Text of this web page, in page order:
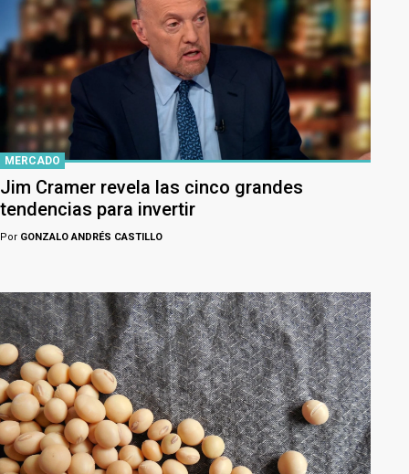
MERCADO
Jim Cramer revela las cinco grandes
tendencias para invertir
Por GONZALO ANDRÉS CASTILLO